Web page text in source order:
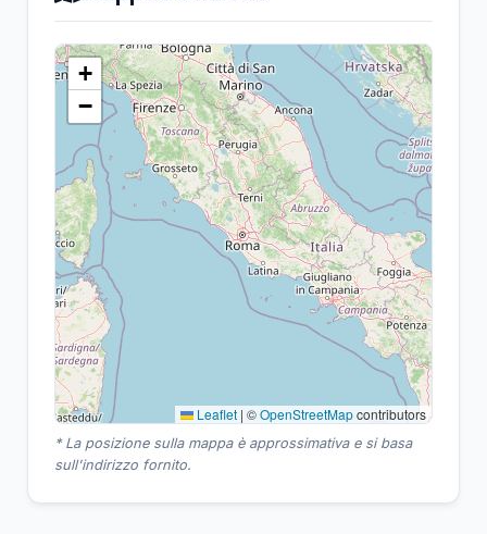
+
−
Leaflet | ©OpenStreetMapcontributors
* La posizione sulla mappa è approssimativa e si basa
sull'indirizzo fornito.